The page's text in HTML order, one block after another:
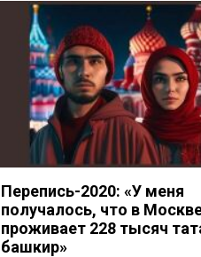
Перепись-2020: «У меня
получалось, что в
проживает 228 тысяч
башкир»